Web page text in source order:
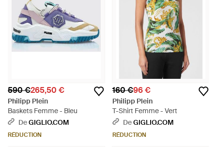
590 €265,50 €
Philipp Plein
Baskets Femme - Bleu
DeGIGLIO.COM
RÉDUCTION
160 €96 €
Philipp Plein
T-Shirt Femme - Vert
DeGIGLIO.COM
RÉDUCTION